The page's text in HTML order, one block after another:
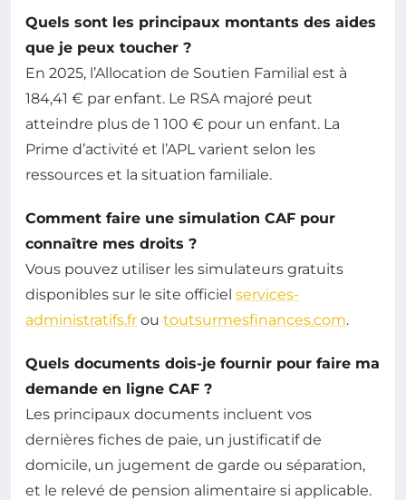
Quels sont les principaux montants des aides
que je peux toucher ?
En 2025, l’Allocation de Soutien Familial est à
184,41 € par enfant. Le RSA majoré peut
atteindre plus de 1 100 € pour un enfant. La
Prime d’activité et l’APL varient selon les
ressources et la situation familiale.
Comment faire une simulation CAF pour
connaître mes droits ?
Vous pouvez utiliser les simulateurs gratuits
disponibles sur le site officiel services-
administratifs.fr ou toutsurmesfinances.com.
Quels documents dois-je fournir pour faire ma
demande en ligne CAF ?
Les principaux documents incluent vos
dernières fiches de paie, un justificatif de
domicile, un jugement de garde ou séparation,
et le relevé de pension alimentaire si applicable.